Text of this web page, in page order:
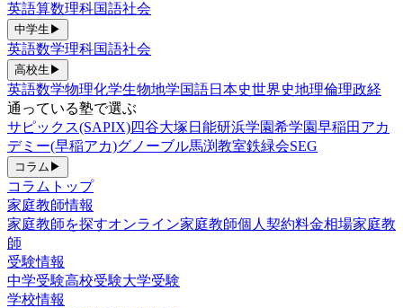
英語算数理科国語社会
中学生 ▶
英語数学理科国語社会
高校生 ▶
英語数学物理化学生物地学国語日本史世界史地理倫理政経
通っている塾で選ぶ
サピックス(SAPIX)四谷大塚 日能研浜学園希学園早稲田アカ
デミー(早稲アカ)グノーブル馬渕教室鉄緑会SEG
コラム ▶
コラムトップ
家庭教師情報
家庭教師を探すオンライン家庭教師個人契約料金相場家庭教
師
受験情報
中学受験高校受験大学受験
学校情報